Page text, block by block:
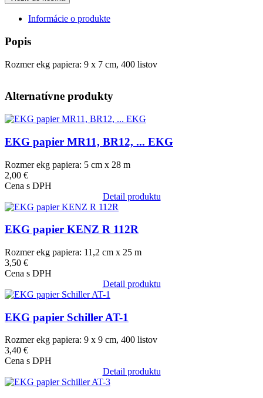
Informácie o produkte
Popis
Rozmer ekg papiera: 9 x 7 cm, 400 listov
Alternatívne produkty
Obrázok
EKG papier MR11, BR12, ... EKG
Rozmer ekg papiera: 5 cm x 28 m
2,00 €
Cena s DPH
Detail produktu
Obrázok
EKG papier KENZ R 112R
Rozmer ekg papiera: 11,2 cm x 25 m
3,50 €
Cena s DPH
Detail produktu
Obrázok
EKG papier Schiller AT-1
Rozmer ekg papiera: 9 x 9 cm, 400 listov
3,40 €
Cena s DPH
Detail produktu
Obrázok